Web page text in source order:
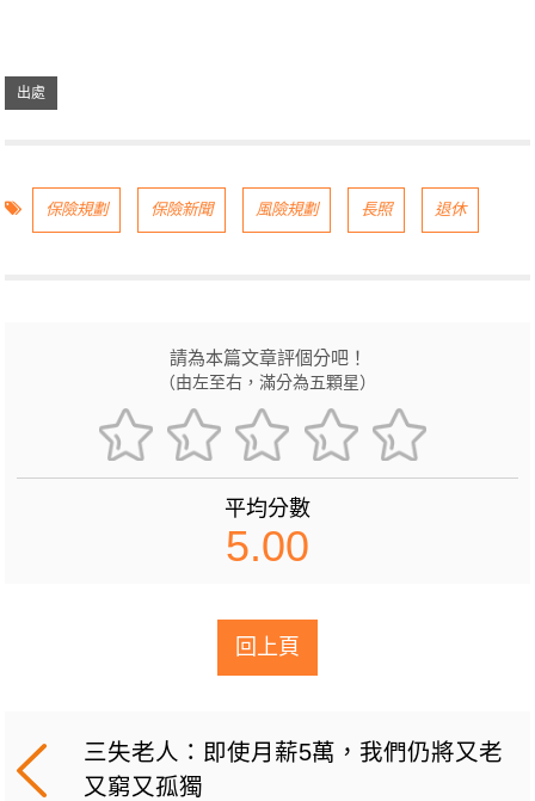
保險規劃 保險新聞 風險規劃 長照 退休
請為本篇文章評個分吧！
（由左至右，滿分為五顆星）
平均分數
5.00
回上頁
三失老人：即使月薪5萬，我們仍將又老
又窮又孤獨